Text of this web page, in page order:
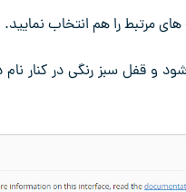
مرتبط را هم انتخاب نمایید.